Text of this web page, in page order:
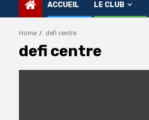
ACCUEIL LE CLUB
Home defi centre
defi centre